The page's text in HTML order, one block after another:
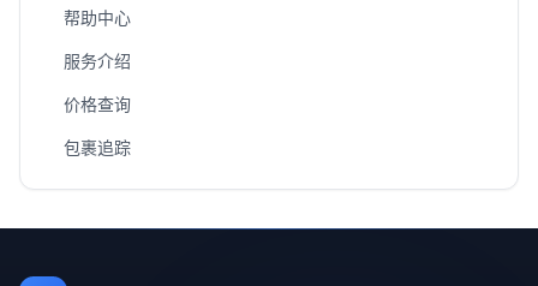
帮助中心
服务介绍
价格查询
包裹追踪